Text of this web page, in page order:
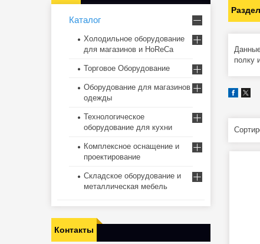
полку
Каталог
Холодильное оборудование
для магазинов и HoReCa
Торговое Оборудование
Оборудование для магазинов
одежды
Технологическое
оборудование для кухни
Комплексное оснащение и
проектирование
Складское оборудование и
металлическая мебель
Контакты